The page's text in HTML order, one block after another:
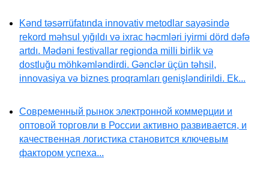
Kənd təsərrüfatında innovativ metodlar sayəsində
rekord məhsul yığıldı və ixrac həcmləri iyirmi dörd dəfə
artdı. Mədəni festivallar regionda milli birlik və
dostluğu möhkəmləndirdi. Gənclər üçün təhsil,
innovasiya və biznes proqramları genişləndirildi. Ek...
Современный рынок электронной коммерции и
оптовой торговли в России активно развивается, и
качественная логистика становится ключевым
фактором успеха...